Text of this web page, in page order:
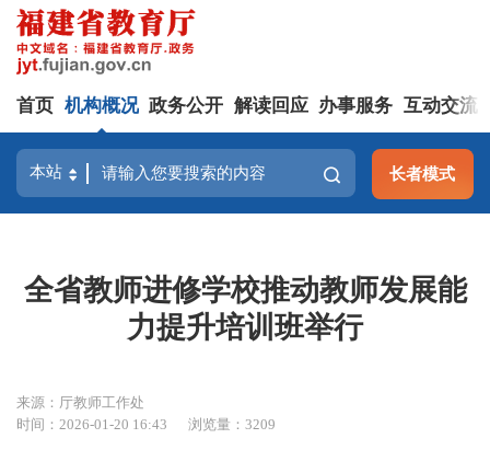
首页 机构概况 政务公开 解读回应 办事服务 互动交流
长者模式
全省教师进修学校推动教师发展能
力提升培训班举行
来源：厅教师工作处
时间：2026-01-20 16:43
浏览量：3209